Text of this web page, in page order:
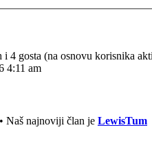
4 gosta (na osnovu korisnika
4:11 am
• Naš najnoviji član je LewisTum